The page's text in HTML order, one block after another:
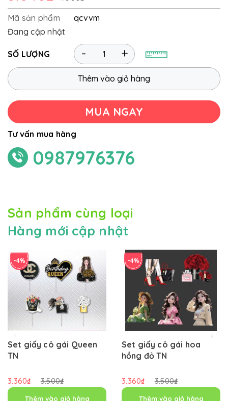
Mã sản phẩm
qcvvm
Đang cập nhật
SỐ LƯỢNG +
-
Thêm vào giỏ hàng
MUA NGAY
Tư vấn mua hàng
0987976376
Sản phẩm cùng loại
Hàng mới cập nhật
-4%
Set giấy cô gái Queen
TN
3.360₫ 3.500₫
Thêm vào giỏ hàng
-4%
Set giấy cô gái hoa
hồng đỏ TN
3.360₫ 3.500₫
Thêm vào giỏ hàng